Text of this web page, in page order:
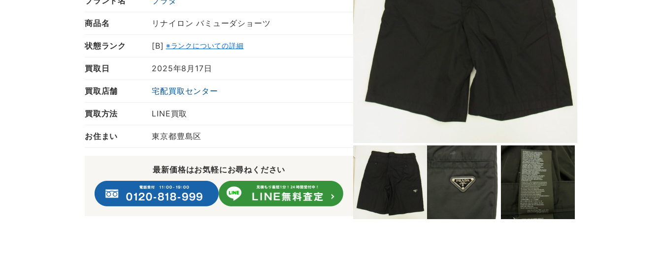
商品名 リナイロン バミューダショーツ
状態ランク [B] ※ランクについての詳細
買取日 2025年8月17日
買取店舗 宅配買取センター
買取方法 LINE買取
お住まい 東京都豊島区
最新価格はお気軽にお尋ねください